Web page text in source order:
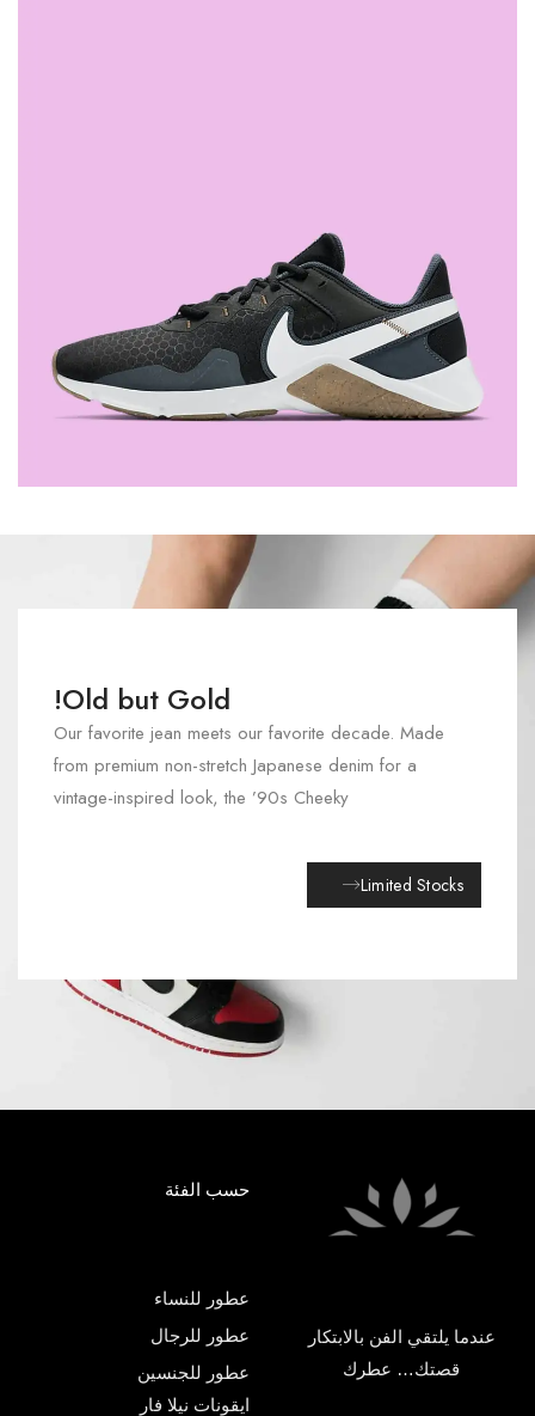
Old but Gold!
Our favorite jean meets our favorite decade. Made
from premium non-stretch Japanese denim for a
vintage-inspired look, the ’90s Cheeky
Limited Stocks
عندما يلتقي الفن بالابتكار
قصتك… عطرك
حسب الفئة
عطور للنساء
عطور للرجال
عطور للجنسين
ايقونات نيلا فار